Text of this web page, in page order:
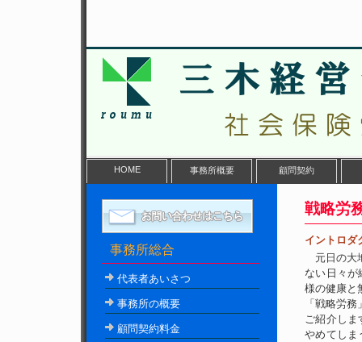
HOME 事務所概要 顧問契約
戦略労
イントロダ
元日の大
ない日々が
様の健康と
「戦略労
ご紹介しま
やめてしま
事務所総合
代表者あいさつ
事務所の概要
顧問契約料金